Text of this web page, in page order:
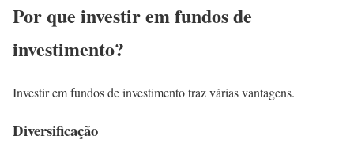
Por que investir em fundos de
investimento?
Investir em fundos de investimento traz várias vantagens.
Diversificação